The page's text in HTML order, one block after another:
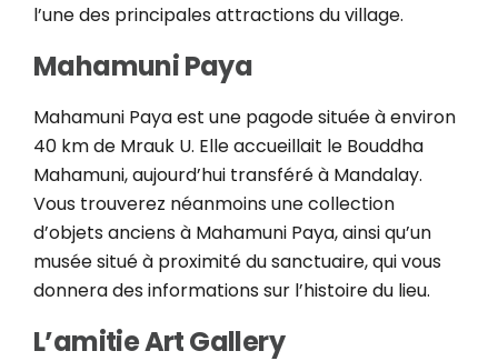
l’une des principales attractions du village.
Mahamuni Paya
Mahamuni Paya est une pagode située à environ
40 km de Mrauk U. Elle accueillait le Bouddha
Mahamuni, aujourd’hui transféré à Mandalay.
Vous trouverez néanmoins une collection
d’objets anciens à Mahamuni Paya, ainsi qu’un
musée situé à proximité du sanctuaire, qui vous
donnera des informations sur l’histoire du lieu.
L’amitie Art Gallery